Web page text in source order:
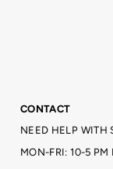
CONTACT
NEED HELP WITH
MON-FRI: 10-5 PM